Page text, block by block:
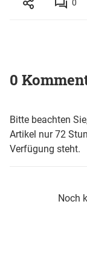
0
0
Bitte beachten
Artikel nur 72
Verfügung steht.
Noch